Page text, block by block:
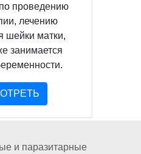
проведению
лечению
шейки матки,
занимается
и паразитарные